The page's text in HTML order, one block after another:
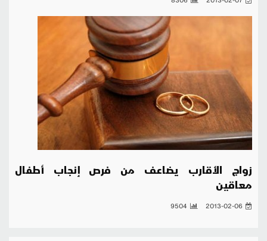
زواج الأقارب يضاعف من فرص إنجاب أطفال
معاقين
2013-02-06
9504